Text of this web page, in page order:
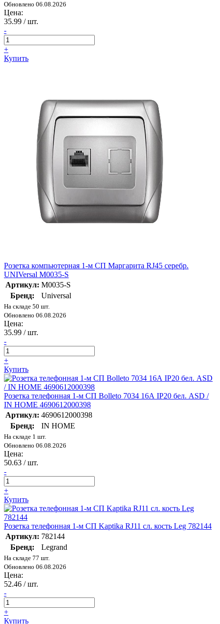
Обновлено 06.08.2026
Цена:
35.99 / шт.
-
+
Купить
Розетка компьютерная 1-м СП Маргарита RJ45 серебр.
UNIVersal М0035-S
Артикул: М0035-S
Бренд:
Universal
На складе 50 шт.
Обновлено 06.08.2026
Цена:
35.99 / шт.
-
+
Купить
Розетка телефонная 1-м СП Bolleto 7034 16А IP20 бел. ASD /
IN HOME 4690612000398
Артикул: 4690612000398
Бренд:
IN HOME
На складе 1 шт.
Обновлено 06.08.2026
Цена:
50.63 / шт.
-
+
Купить
Розетка телефонная 1-м СП Kaptika RJ11 сл. кость Leg 782144
Артикул: 782144
Бренд:
Legrand
На складе 77 шт.
Обновлено 06.08.2026
Цена:
52.46 / шт.
-
+
Купить